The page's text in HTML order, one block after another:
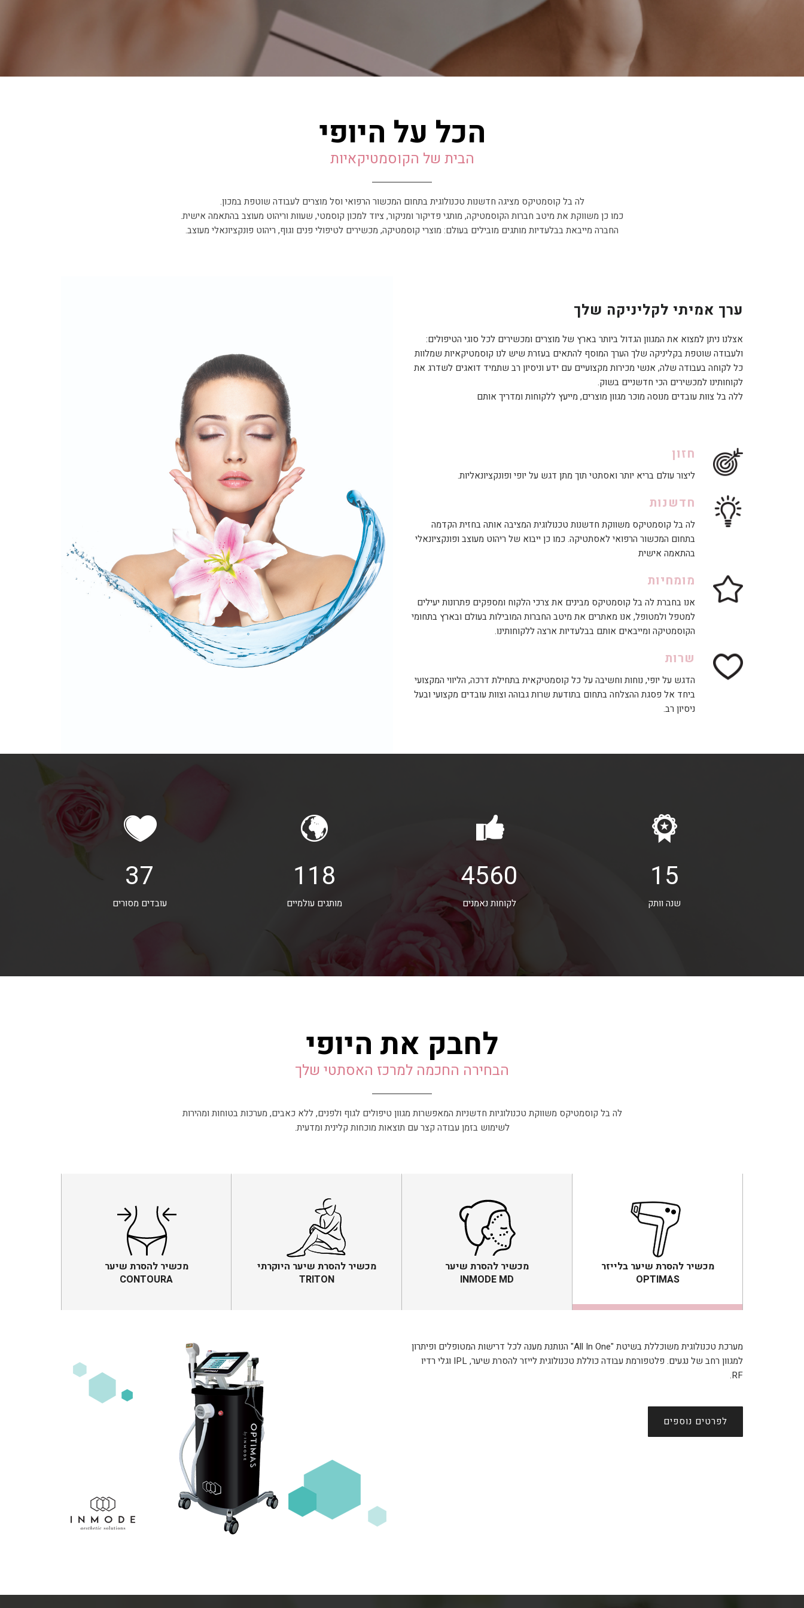
הכל על היופי
הבית של הקוסמטיקאיות
לה בל קוסמטיקס מציגה חדשנות טכנולוגית בתחום המכשור הרפואי וסל מוצרים לעבודה שוטפת במכון.
כמו כן משווקת את מיטב חברות הקוסמטיקה, מותגי פדיקור ומניקור, ציוד למכון קוסמטי, שעוות וריהוט מעוצב בהתאמה אישית.
החברה מייבאת בבלעדיות מותגים מובילים בעולם: מוצרי קוסמטיקה, מכשירים לטיפולי פנים וגוף, ריהוט פונקציונאלי מעוצב.
ערך אמיתי לקליניקה שלך
אצלנו ניתן למצוא את המגוון הגדול ביותר בארץ של מוצרים ומכשירים לכל סוגי הטיפולים:
ולעבודה שוטפת בקליניקה שלך הערך המוסף להתאים בעזרת שיש לנו קוסמטיקאיות שמלוות
כל לקוחה בעבודה שלה, אנשי מכירות מקצועיים עם ידע וניסיון רב שתמיד דואגים לשדרג את
לקוחותינו למכשירים הכי חדשניים בשוק.
ללה בל צוות עובדים מנוסה מוכר מגוון מוצרים, מייעץ ללקוחות ומדריך אותם
חזון
ליצור עולם בריא יותר ואסתטי תוך מתן דגש על יופי ופונקציונאליות.
חדשנות
לה בל קוסמטיקס משווקת חדשנות טכנולוגית המציבה אותה בחזית הקדמה
בתחום המכשור הרפואי לאסתטיקה. כמו כן ייבוא של ריהוט מעוצב ופונקציונאלי
בהתאמה אישית
מומחיות
אנו בחברת לה בל קוסמטיקס מבינים את צרכי הלקוח ומספקים פתרונות יעילים
למטפל ולמטופל, אנו מאתרים את מיטב החברות המובילות בעולם ובארץ בתחומי
הקוסמטיקה ומייבאים אותם בבלעדיות ארצה ללקוחותינו.
שרות
הדגש על יופי, נוחות וחשיבה על כל קוסמטיקאית בתחילת דרכה, הליווי המקצועי
ביחד אל פסגת ההצלחה בתחום בתודעת שרות גבוהה וצוות עובדים מקצועי ובעל
ניסיון רב.
37
עובדים מסורים
118
מותגים עולמיים
4560
לקוחות נאמנים
15
שנה וותק
לחבק את היופי
הבחירה החכמה למרכז האסתטי שלך
לה בל קוסמטיקס משווקת טכנולוגיות חדשניות המאפשרות מגוון טיפולים לגוף ולפנים, ללא כאבים, מערכות בטוחות ומהירות
לשימוש בזמן עבודה קצר עם תוצאות מוכחות קלינית ומדעית.
מכשיר להסרת שיער
CONTOURA
מכשיר להסרת שיער היוקרתי
TRITON
מכשיר להסרת שיער
INMODE MD
מכשיר להסרת שיער בלייזר
OPTIMAS
מערכת טכנולוגית משוכללת בשיטת "All In One" הנותנת מענה לכל דרישות המטופלים ופיתרון
למגוון רחב של נגעים. פלטפורמת עבודה כוללת טכנולוגית לייזר להסרת שיער, IPL וגלי רדיו
RF.
לפרטים נוספים